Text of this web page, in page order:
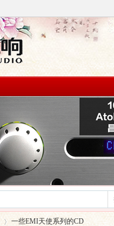
一些EMI天使系列的CD